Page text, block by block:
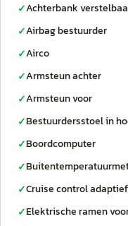
✓Achterbank
✓Airbag bestuurder
✓Airco
✓Armsteun achter
✓Armsteun voor
✓Bestuurdersstoel in
✓Boordcomputer
✓
✓Cruise control adaptief
✓Elektrische ramen